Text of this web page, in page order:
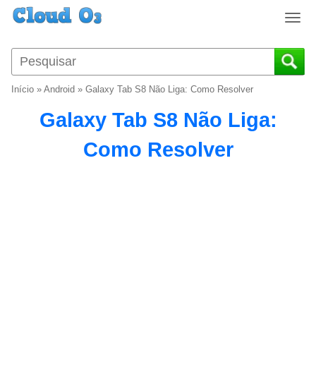
T
g
g
Início » Android » Galaxy Tab S8 Não Liga: Como Resolver
Galaxy Tab S8 Não Liga:
Como Resolver